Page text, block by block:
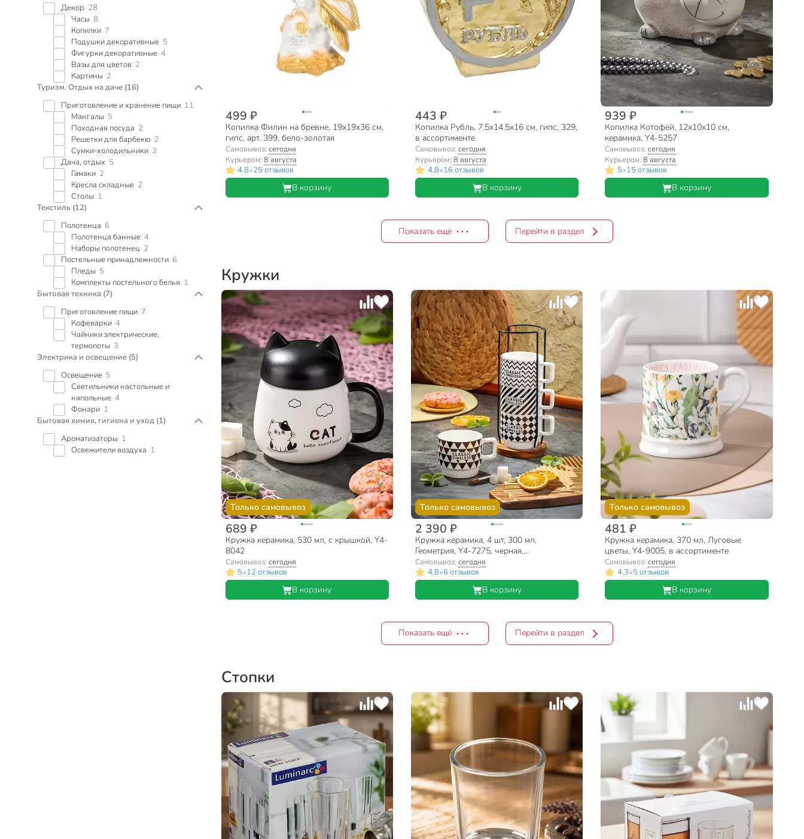
Декор 28
Часы 8
Копилки 7
Подушки декоративные 5
Фигурки декоративные 4
Вазы для цветов 2
Картины 2
Туризм. Отдых на даче (16)
Приготовление и хранение пищи 11
Мангалы 5
Походная посуда 2
Решетки для барбекю 2
Сумки-холодильники 2
Дача, отдых 5
Гамаки 2
Кресла складные 2
Столы 1
Текстиль (12)
Полотенца 6
Полотенца банные 4
Наборы полотенец 2
Постельные принадлежности 6
Пледы 5
Комплекты постельного белья 1
Бытовая техника (7)
Приготовление пищи 7
Кофеварки 4
Чайники электрические,
термопоты 3
Электрика и освещение (5)
Освещение 5
Светильники настольные и
напольные 4
Фонари 1
Бытовая химия, гигиена и уход (1)
Ароматизаторы 1
Освежители воздуха 1
499 ₽
Копилка Филин на бревне, 19х19х36 см,
гипс, арт. 399, бело-золотая
Самовывоз: сегодня
Курьером: 8 августа
4.8•25 отзывов
В корзину
443 ₽
Копилка Рубль, 7.5х14.5х16 см, гипс, 329,
в ассортименте
Самовывоз: сегодня
Курьером: 8 августа
4.8•16 отзывов
В корзину
939 ₽
Копилка Котофей, 12х10х10 см,
керамика, Y4-5257
Самовывоз:сегодня
Курьером:8 августа
5•15 отзывов
В корзину
Показать ещё Перейти в раздел
Кружки
Только самовывоз
689 ₽
Кружка керамика, 530 мл, с крышкой, Y4-
8042
Самовывоз: сегодня
5•12 отзывов
В корзину
Только самовывоз
2 390 ₽
Кружка керамика, 4 шт, 300 мл,
Геометрия, Y4-7275, черная,
металлическая подставка
Самовывоз: сегодня
4.8•6 отзывов
В корзину
Только самовывоз
481 ₽
Кружка керамика, 370 мл, Луговые
цветы, Y4-9005, в ассортименте
Самовывоз:сегодня
4.3•5 отзывов
В корзину
Показать ещё Перейти в раздел
Стопки